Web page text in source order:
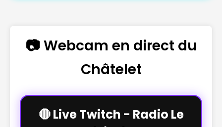
📷 Webcam en direct du
Châtelet
🔴 Live Twitch - Radio Le